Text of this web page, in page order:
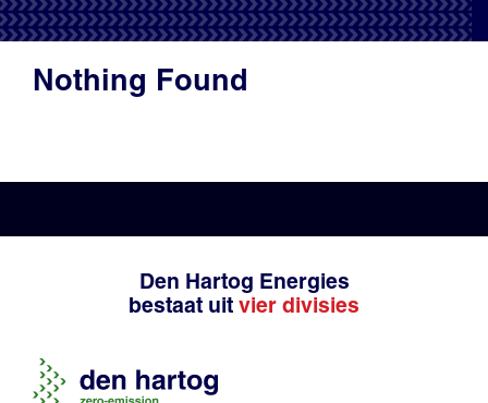
Productadvies
Nothing Found
Den Hartog Energies
bestaat uit vier divisies